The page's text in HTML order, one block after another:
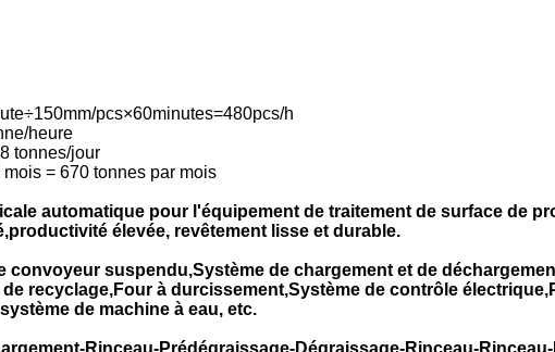
pcs×60minutes=480pcs/h
heure
tonnes/jour
= 670 tonnes par mois
automatique pour l'équipement de traitement de surface de
élevée, revêtement lisse et durable.
convoyeur suspendu,Système de chargement et de
recyclage,Four à durcissement,Système de contrôle
de machine à eau, etc.
Rinceau-Prédégraissage-Dégraissage-Rinceau-